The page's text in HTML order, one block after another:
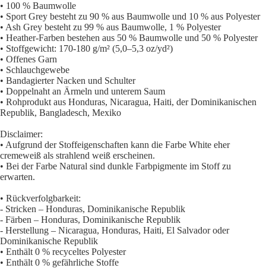
• 100 % Baumwolle
• Sport Grey besteht zu 90 % aus Baumwolle und 10 % aus Polyester
• Ash Grey besteht zu 99 % aus Baumwolle, 1 % Polyester
• Heather-Farben bestehen aus 50 % Baumwolle und 50 % Polyester
• Stoffgewicht: 170-180 g/m² (5,0–5,3 oz/yd²)
• Offenes Garn
• Schlauchgewebe
• Bandagierter Nacken und Schulter
• Doppelnaht an Ärmeln und unterem Saum
• Rohprodukt aus Honduras, Nicaragua, Haiti, der Dominikanischen
Republik, Bangladesch, Mexiko
Disclaimer:
• Aufgrund der Stoffeigenschaften kann die Farbe White eher
cremeweiß als strahlend weiß erscheinen.
• Bei der Farbe Natural sind dunkle Farbpigmente im Stoff zu
erwarten.
• Rückverfolgbarkeit:
- Stricken – Honduras, Dominikanische Republik
- Färben – Honduras, Dominikanische Republik
- Herstellung – Nicaragua, Honduras, Haiti, El Salvador oder
Dominikanische Republik
• Enthält 0 % recyceltes Polyester
• Enthält 0 % gefährliche Stoffe